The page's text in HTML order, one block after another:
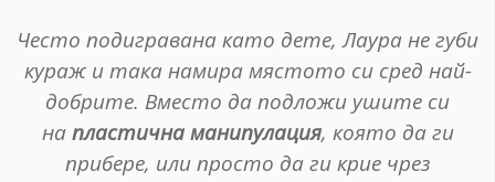
Често подигравана като дете, Лаура не губи
кураж и така намира мястото си сред най-
добрите. Вместо да подложи ушите си
напластична манипулация, която да ги
прибере, или просто да ги крие чрез